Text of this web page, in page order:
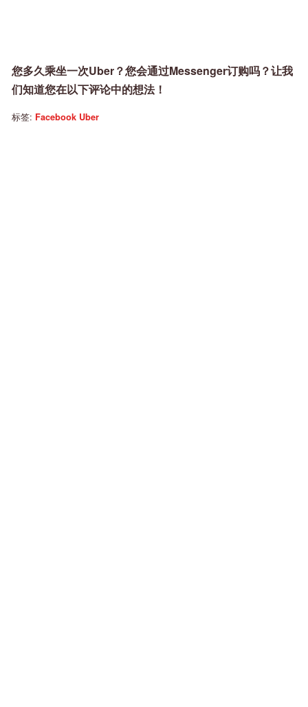
您多久乘坐一次Uber？您会通过Messenger订购吗？让我
们知道您在以下评论中的想法！
标签: Facebook Uber